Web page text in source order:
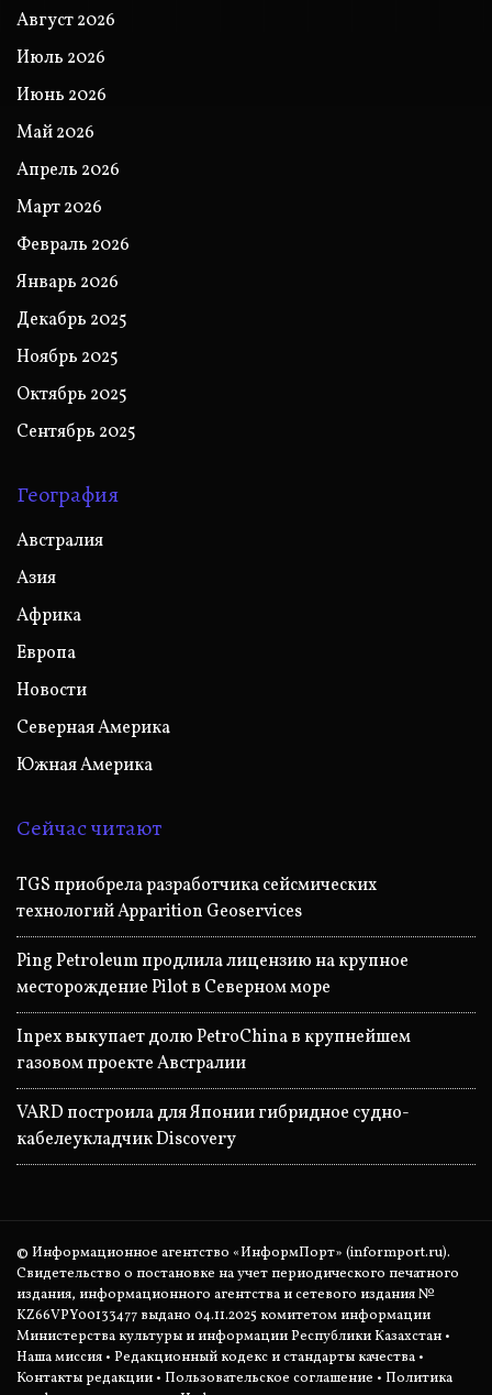
Август 2026
Июль 2026
Июнь 2026
Май 2026
Апрель 2026
Март 2026
Февраль 2026
Январь 2026
Декабрь 2025
Ноябрь 2025
Октябрь 2025
Сентябрь 2025
География
Австралия
Азия
Африка
Европа
Новости
Северная Америка
Южная Америка
Сейчас читают
TGS приобрела разработчика сейсмических
технологий Apparition Geoservices
Ping Petroleum продлила лицензию на крупное
месторождение Pilot в Северном море
Inpex выкупает долю PetroChina в крупнейшем
газовом проекте Австралии
VARD построила для Японии гибридное судно-
кабелеукладчик Discovery
© Информационное агентство «ИнформПорт» (informport.ru).
Свидетельство о постановке на учет периодического печатного
издания, информационного агентства и сетевого издания №
KZ66VPY00133477 выдано 04.11.2025 комитетом информации
Министерства культуры и информации Республики Казахстан •
Наша миссия • Редакционный кодекс и стандарты качества •
Контакты редакции • Пользовательское соглашение • Политика